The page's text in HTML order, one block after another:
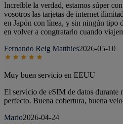
Increíble la verdad, estamos súper
vosotros las tarjetas de internet
en Japón con línea, y sin ningún tipo
en volver a congtratarlo cuando
Fernando Reig Matthies2026-05-10
Muy buen servicio en EEUU
El servicio de eSIM de datos durante
perfecto. Buena cobertura, buena
Mario2026-04-24